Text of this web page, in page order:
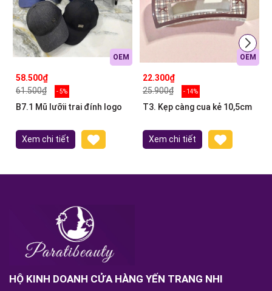
OEM
58.500₫
61.500₫
- 5%
B7.1 Mũ lưỡii trai đính logo
Xem chi tiết
OEM
22.300₫
25.900₫
- 14%
T3. Kẹp càng cua kẻ 10,5cm
Xem chi tiết
HỘ KINH DOANH CỬA HÀNG YẾN TRANG NHI